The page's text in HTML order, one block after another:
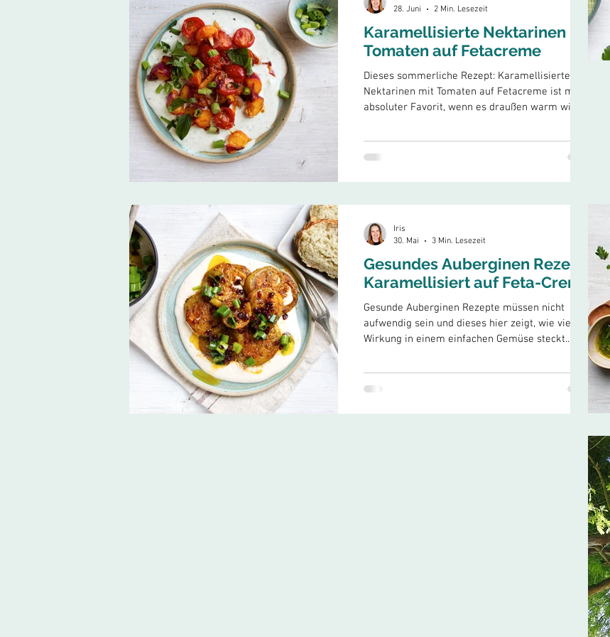
Karamellisierte Nektarinen mit
Tomaten auf Fetacreme
Dieses sommerliche Rezept: Karamellisierte
Nektarinen mit Tomaten auf Fetacreme ist mein
absoluter Favorit, wenn es draußen warm wird
Tisch bringen möchte. Angebratene Nektarinen
und Kirschtomaten verbinden sich mit der
cremigen Liaison mit echter Longevity-Power.
Der Feta und Joghurt unter
28. Juni
2 Min. Lesezeit
Gesundes Auberginen Rezept:
Karamellisiert auf Feta-Creme
Gesunde Auberginen Rezepte müssen nicht
aufwendig sein und dieses hier zeigt, wie viel
Wirkung in einem einfachen Gemüse steckt.
Auberginen sind wahre Zellschützer: vollgepackt
mit Antioxidantien, gut für den Darm und
entzündungshemmend. Karamellisiert mit einem
Joghurt-Creme und verfeinert mit einem
Iris
30. Mai
3 Min. Lesezeit